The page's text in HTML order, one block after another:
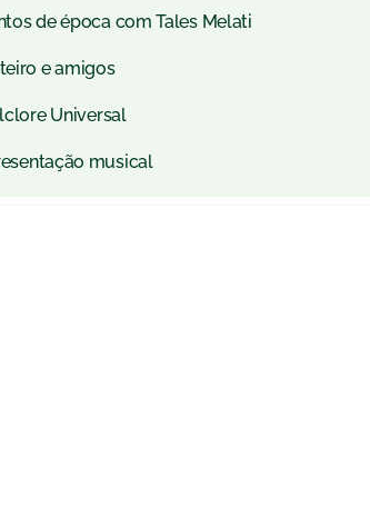
de época com Tales Melati
e amigos
Universal
musical